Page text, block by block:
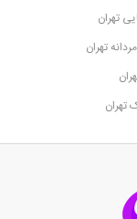
تهران
تهران
تهران